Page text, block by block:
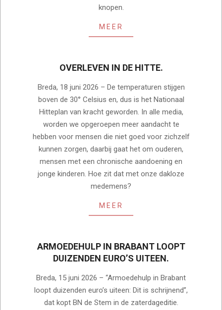
knopen.
MEER
OVERLEVEN IN DE HITTE.
06-Breda, 18 juni 2026 – De temperaturen stijgen
boven de 30° Celsius en, dus is het Nationaal
Hitteplan van kracht geworden. In alle media,
worden we opgeroepen meer aandacht te
hebben voor mensen die niet goed voor zichzelf
kunnen zorgen, daarbij gaat het om ouderen,
mensen met een chronische aandoening en
jonge kinderen. Hoe zit dat met onze dakloze
medemens?
MEER
ARMOEDEHULP IN BRABANT LOOPT
DUIZENDEN EURO’S UITEEN.
06-
15
Breda, 15 juni 2026 – “Armoedehulp in Brabant
loopt duizenden euro’s uiteen: Dit is schrijnend”,
dat kopt BN de Stem in de zaterdageditie.